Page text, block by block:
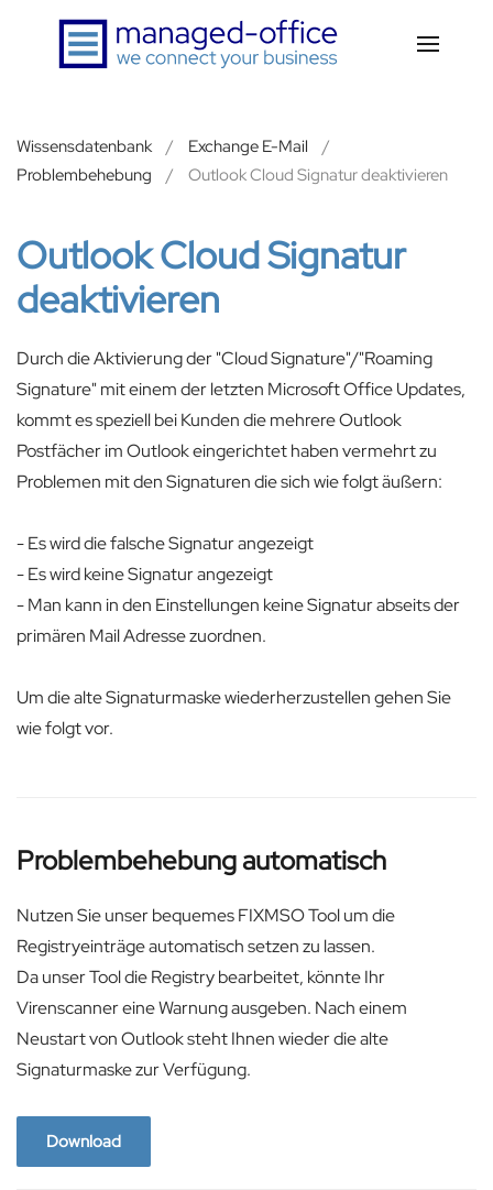
Zum Hauptinhalt springen
Wissensdatenbank
Exchange E-Mail
Problembehebung
Outlook Cloud Signatur deaktivieren
Outlook Cloud Signatur
deaktivieren
Durch die Aktivierung der "Cloud Signature"/"Roaming
Signature" mit einem der letzten Microsoft Office Updates,
kommt es speziell bei Kunden die mehrere Outlook
Postfächer im Outlook eingerichtet haben vermehrt zu
Problemen mit den Signaturen die sich wie folgt äußern:
- Es wird die falsche Signatur angezeigt
- Es wird keine Signatur angezeigt
- Man kann in den Einstellungen keine Signatur abseits der
primären Mail Adresse zuordnen.
Um die alte Signaturmaske wiederherzustellen gehen Sie
wie folgt vor.
Problembehebung automatisch
Nutzen Sie unser bequemes FIXMSO Tool um die
Registryeinträge automatisch setzen zu lassen.
Da unser Tool die Registry bearbeitet, könnte Ihr
Virenscanner eine Warnung ausgeben. Nach einem
Neustart von Outlook steht Ihnen wieder die alte
Signaturmaske zur Verfügung.
Download